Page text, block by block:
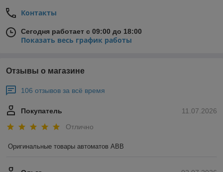
Контакты
Сегодня работает с 09:00 до 18:00
Показать весь график работы
Отзывы о магазине
106 отзывов за всё время
11.07.2026
Покупатель
Отлично
Оригинальные товары автоматов ABB